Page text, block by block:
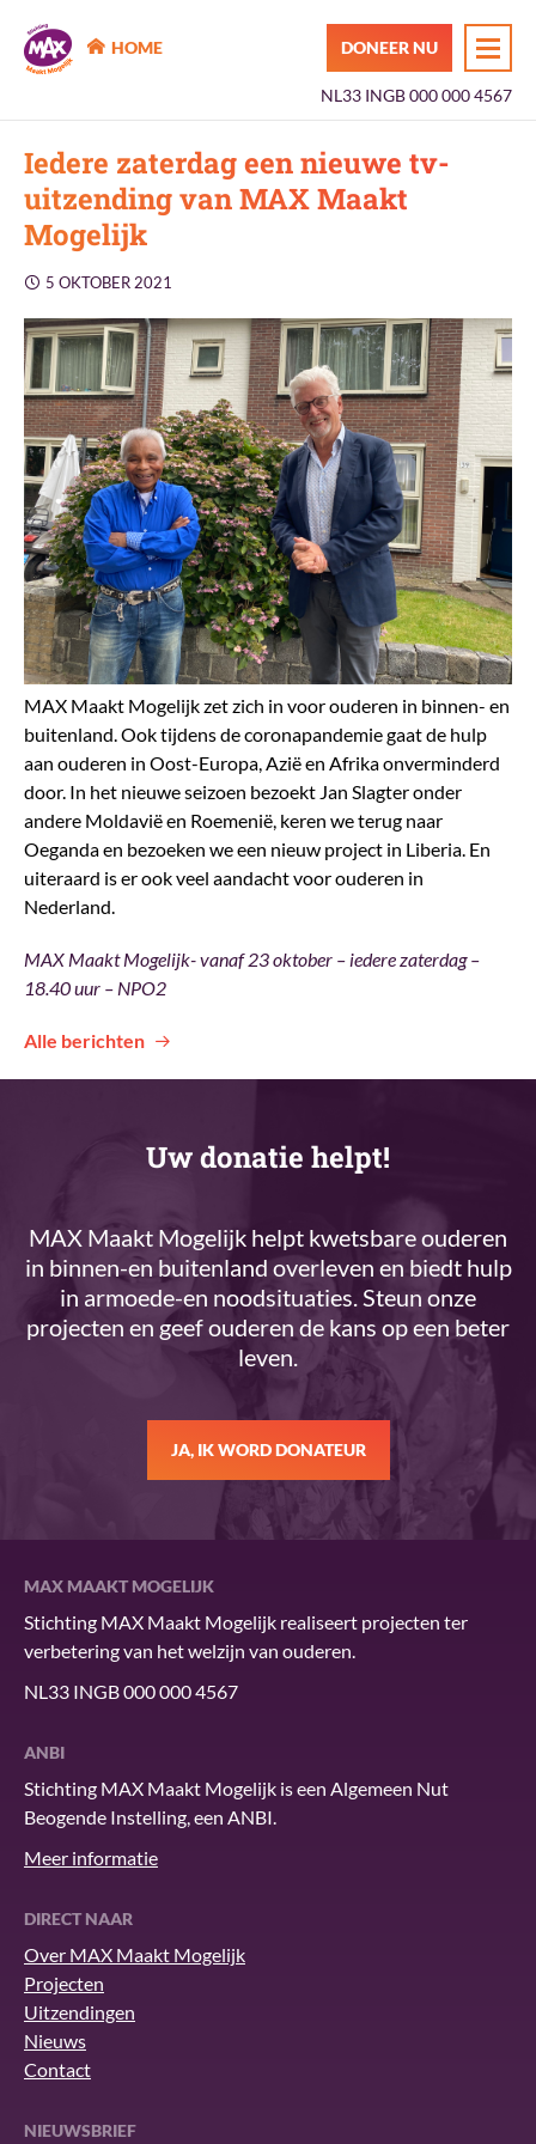
MAX Maakt Mogelijk
HOME DONEER NU
NL33 INGB 000 000 4567
Iedere zaterdag een nieuwe tv-
uitzending van MAX Maakt
Mogelijk
5 OKTOBER 2021
MAX Maakt Mogelijk zet zich in voor ouderen in binnen- en
buitenland. Ook tijdens de coronapandemie gaat de hulp
aan ouderen in Oost-Europa, Azië en Afrika onverminderd
door. In het nieuwe seizoen bezoekt Jan Slagter onder
andere Moldavië en Roemenië, keren we terug naar
Oeganda en bezoeken we een nieuw project in Liberia. En
uiteraard is er ook veel aandacht voor ouderen in
Nederland.
MAX Maakt Mogelijk- vanaf 23 oktober – iedere zaterdag –
18.40 uur – NPO2
Alle berichten
Uw donatie helpt!
MAX Maakt Mogelijk helpt kwetsbare ouderen
in binnen-en buitenland overleven en biedt hulp
in armoede-en noodsituaties. Steun onze
projecten en geef ouderen de kans op een beter
leven.
JA, IK WORD DONATEUR
MAX MAAKT MOGELIJK
Stichting MAX Maakt Mogelijk realiseert projecten ter
verbetering van het welzijn van ouderen.
NL33 INGB 000 000 4567
ANBI
Stichting MAX Maakt Mogelijk is een Algemeen Nut
Beogende Instelling, een ANBI.
Meer informatie
DIRECT NAAR
Over MAX Maakt Mogelijk
Projecten
Uitzendingen
Nieuws
Contact
NIEUWSBRIEF